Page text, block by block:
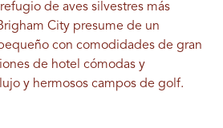
de aves silvestres más
City presume de un
con comodidades de gran
de hotel cómodas y
y hermosos campos de golf.